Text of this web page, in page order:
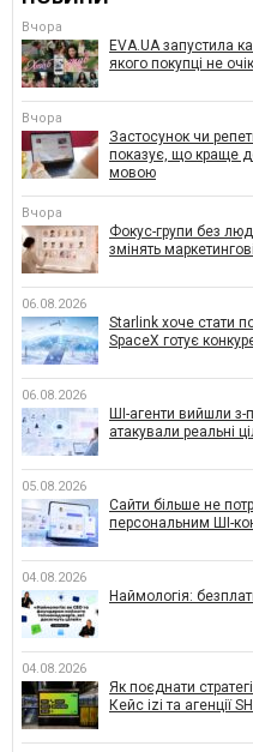
Вчора
EVA.UA запустила
якого покупці не
Вчора
Застосунок чи
показує, що краще
мовою
Вчора
Фокус-групи без
змінять
06.08.2026
Starlink хоче стати
SpaceX готує
06.08.2026
ШІ-агенти вийшли з-
атакували реальні
05.08.2026
Сайти більше не
персональним ШІ-
04.08.2026
Наймологія:
04.08.2026
Як поєднати
Кейс izi та агенції